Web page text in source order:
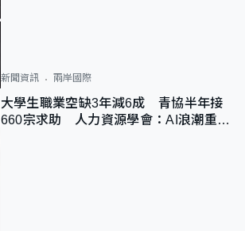
新聞資訊 兩岸國際
大學生職業空缺3年減6成 青協半年接
660宗求助 人力資源學會：AI浪潮重整